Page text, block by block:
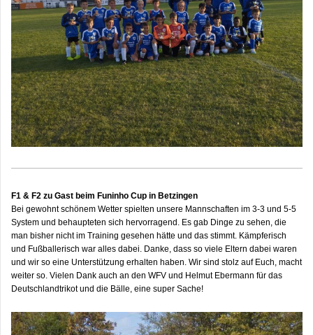
F1 & F2 zu Gast beim Funinho Cup in Betzingen
Bei gewohnt schönem Wetter spielten unsere Mannschaften im 3-3 und 5-5
System und behaupteten sich hervorragend. Es gab Dinge zu sehen, die
man bisher nicht im Training gesehen hätte und das stimmt. Kämpferisch
und Fußballerisch war alles dabei. Danke, dass so viele Eltern dabei waren
und wir so eine Unterstützung erhalten haben. Wir sind stolz auf Euch, macht
weiter so. Vielen Dank auch an den WFV und Helmut Ebermann für das
Deutschlandtrikot und die Bälle, eine super Sache!